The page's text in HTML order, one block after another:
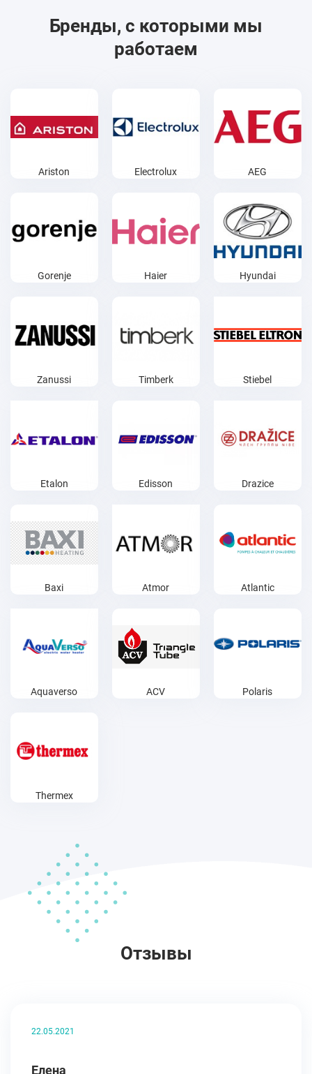
Бренды, с которыми мы
работаем
Ariston Electrolux AEG
Gorenje Haier Hyundai
Zanussi Timberk Stiebel
Etalon Edisson Drazice
Baxi Atmor Atlantic
Aquaverso ACV Polaris
Thermex
Отзывы
22.05.2021
Елена